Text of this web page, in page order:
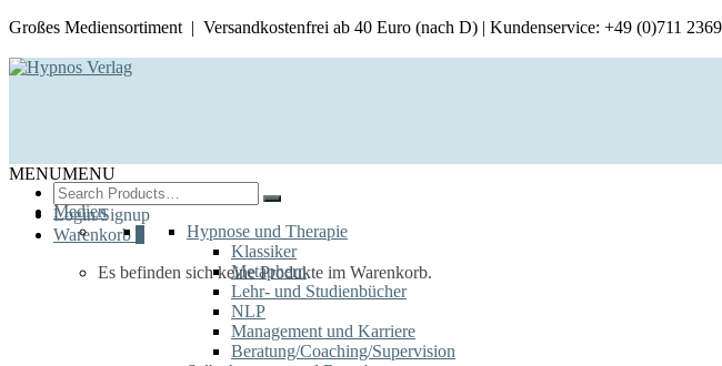
Großes Mediensortiment | Versandkostenfrei ab 40 Euro (nach D) | Kundenservice: +49 (0)711
Search
for:
Login/Signup
Warenkorb
Es befinden sich keine Produkte im Warenkorb.
MENUMENU
Medien
Hypnose und Therapie
Klassiker
Metaphern
Lehr- und Studienbücher
NLP
Management und Karriere
Beratung/Coaching/Supervision